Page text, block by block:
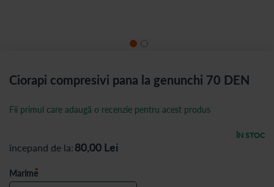
Ciorapi compresivi pana la genunchi 70 DEN
ÎN STOC
Fii primul care adaugă o recenzie pentru acest produs
începand de la 80,00 Lei
Marime